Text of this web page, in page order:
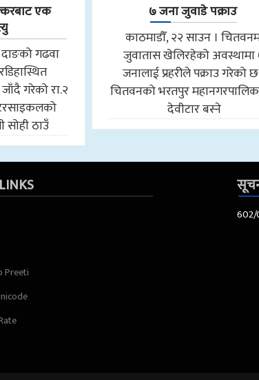
एक
गढवा
गरेको रा.२
सोही ठाउँ
७ जना जुवाडे पक्राउ
काठमाडौँ, २२ साउन ।
जुवातास खेलिरहेको अवस्थामा
जनालाई प्रहरीले पक्राउ गरेको
चितवनको भरतपुर
देवीटार बस्ने
Preeti